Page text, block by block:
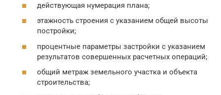
действующая нумерация плана;
этажность строения с указанием общей высоты
постройки;
процентные параметры застройки с указанием
результатов совершенных расчетных операций;
общий метраж земельного участка и объекта
строительства;